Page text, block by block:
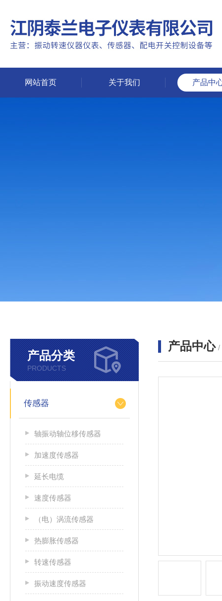
网站首页 关于我们 产品中
产品分类
PRODUCTS
传感器
轴振动轴位移传感器
加速度传感器
延长电缆
速度传感器
（电）涡流传感器
热膨胀传感器
转速传感器
振动速度传感器
产品中心 /